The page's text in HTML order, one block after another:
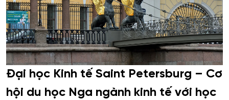
Đại học Kinh tế Saint Petersburg – Cơ
hội du học Nga ngành kinh tế với học